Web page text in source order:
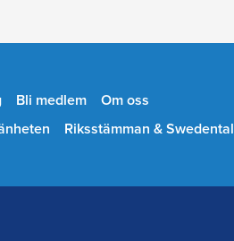
Bli medlem
Om oss
Riksstämman & Swedental